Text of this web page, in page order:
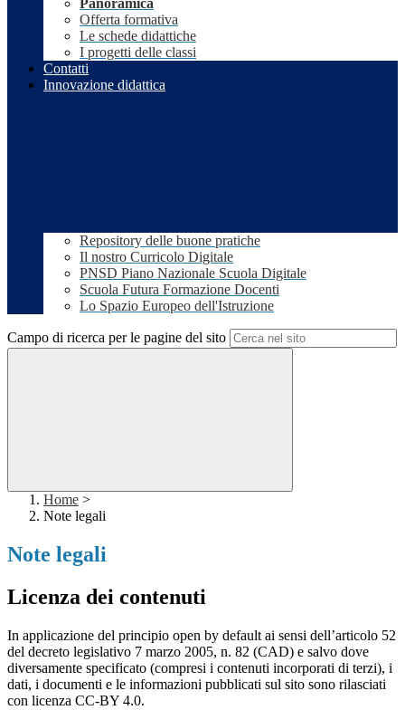
Panoramica
Offerta formativa
Le schede didattiche
I progetti delle classi
Contatti
Innovazione didattica
Repository delle buone pratiche
Il nostro Curricolo Digitale
PNSD Piano Nazionale Scuola Digitale
Scuola Futura Formazione Docenti
Lo Spazio Europeo dell'Istruzione
Campo di ricerca per le pagine del sito
Home >
Note legali
Note legali
Licenza dei contenuti
In applicazione del principio open by default ai sensi dell’articolo 52
del decreto legislativo 7 marzo 2005, n. 82 (CAD) e salvo dove
diversamente specificato (compresi i contenuti incorporati di terzi), i
dati, i documenti e le informazioni pubblicati sul sito sono rilasciati
con licenza CC-BY 4.0.